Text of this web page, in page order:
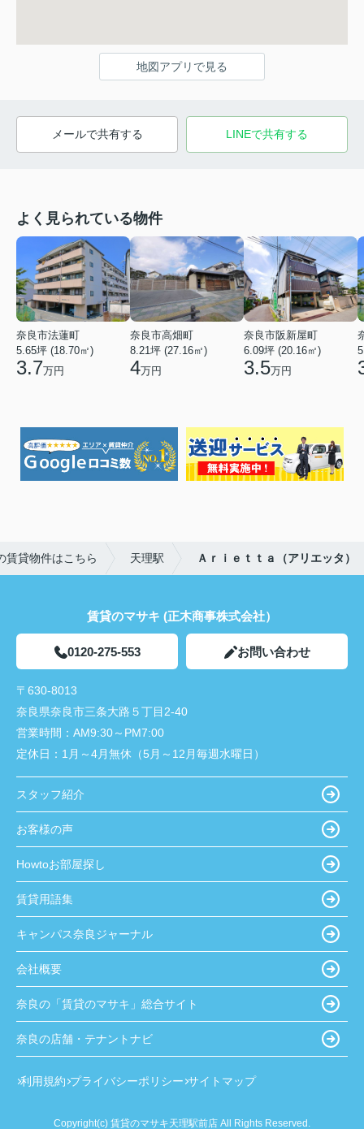
地図アプリで見る
メールで共有する LINEで共有する
よく見られている物件
奈良市法蓮町
5.65坪 (18.70㎡)
3.7万円
奈良市高畑町
8.21坪 (27.16㎡)
4万円
奈良市阪新屋町
6.09坪 (20.16㎡)
3.5万円
賃貸物件はこちら 天理駅 Ａｒｉｅｔｔａ（アリエッタ）
賃貸のマサキ (正木商事株式会社）
0120-275-553 お問い合わせ
〒630-8013
奈良県奈良市三条大路５丁目2-40
営業時間： AM9:30～PM7:00
定休日： 1月～4月無休（5月～12月毎週水曜日）
スタッフ紹介
お客様の声
Howtoお部屋探し
賃貸用語集
キャンパス奈良ジャーナル
会社概要
奈良の「賃貸のマサキ」総合サイト
奈良の店舗・テナントナビ
利用規約 プライバシーポリシー サイトマップ
Copyright(c) 賃貸のマサキ天理駅前店 All Rights Reserved.